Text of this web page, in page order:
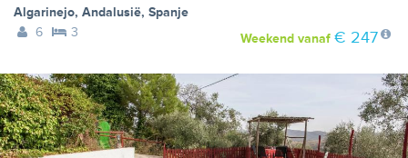
Algarinejo, Andalusië, Spanje
6
3 Weekendvanaf € 247